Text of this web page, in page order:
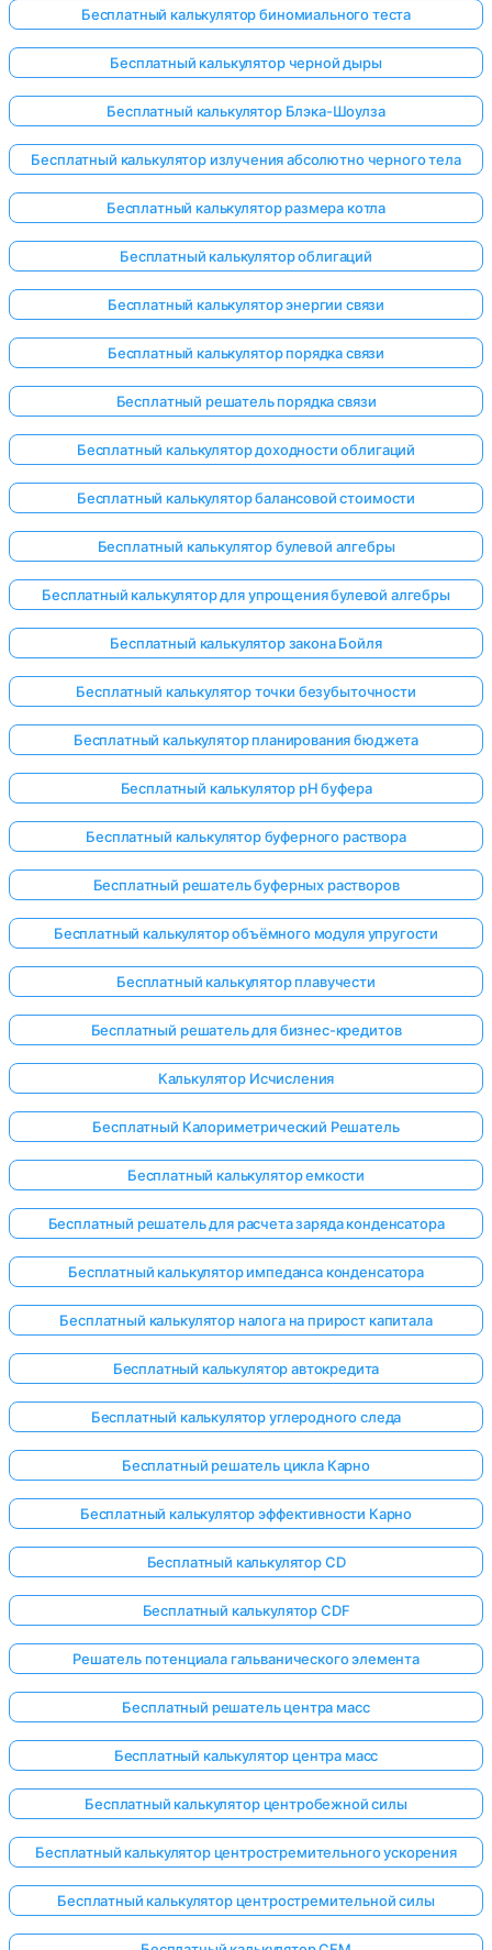
Бесплатный калькулятор биномиального теста
Бесплатный калькулятор черной дыры
Бесплатный калькулятор Блэка-Шоулза
Бесплатный калькулятор излучения абсолютно черного тела
Бесплатный калькулятор размера котла
Бесплатный калькулятор облигаций
Бесплатный калькулятор энергии связи
Бесплатный калькулятор порядка связи
Бесплатный решатель порядка связи
Бесплатный калькулятор доходности облигаций
Бесплатный калькулятор балансовой стоимости
Бесплатный калькулятор булевой алгебры
Бесплатный калькулятор для упрощения булевой алгебры
Бесплатный калькулятор закона Бойля
Бесплатный калькулятор точки безубыточности
Бесплатный калькулятор планирования бюджета
Бесплатный калькулятор pH буфера
Бесплатный калькулятор буферного раствора
Бесплатный решатель буферных растворов
Бесплатный калькулятор объёмного модуля упругости
Бесплатный калькулятор плавучести
Бесплатный решатель для бизнес-кредитов
Калькулятор Исчисления
Бесплатный Калориметрический Решатель
Бесплатный калькулятор емкости
Бесплатный решатель для расчета заряда конденсатора
Бесплатный калькулятор импеданса конденсатора
Бесплатный калькулятор налога на прирост капитала
Бесплатный калькулятор автокредита
Бесплатный калькулятор углеродного следа
Бесплатный решатель цикла Карно
Бесплатный калькулятор эффективности Карно
Бесплатный калькулятор CD
Бесплатный калькулятор CDF
Решатель потенциала гальванического элемента
Бесплатный решатель центра масс
Бесплатный калькулятор центра масс
Бесплатный калькулятор центробежной силы
Бесплатный калькулятор центростремительного ускорения
Бесплатный калькулятор центростремительной силы